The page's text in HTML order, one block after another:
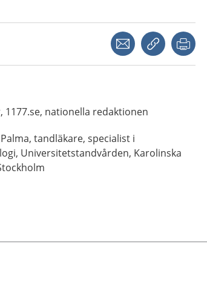
Dela via mejlKopiera länk
1177.se, nationella redaktionen
tandläkare, specialist i
Universitetstandvården, Karolinska